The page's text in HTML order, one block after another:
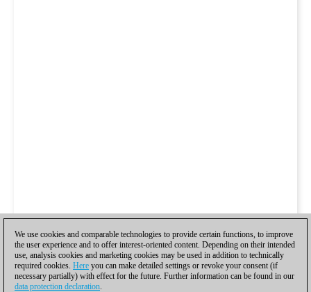
We use cookies and comparable technologies to provide certain functions, to improve
the user experience and to offer interest-oriented content. Depending on their intended
use, analysis cookies and marketing cookies may be used in addition to technically
required cookies. Here you can make detailed settings or revoke your consent (if
necessary partially) with effect for the future. Further information can be found in our
data protection declaration.